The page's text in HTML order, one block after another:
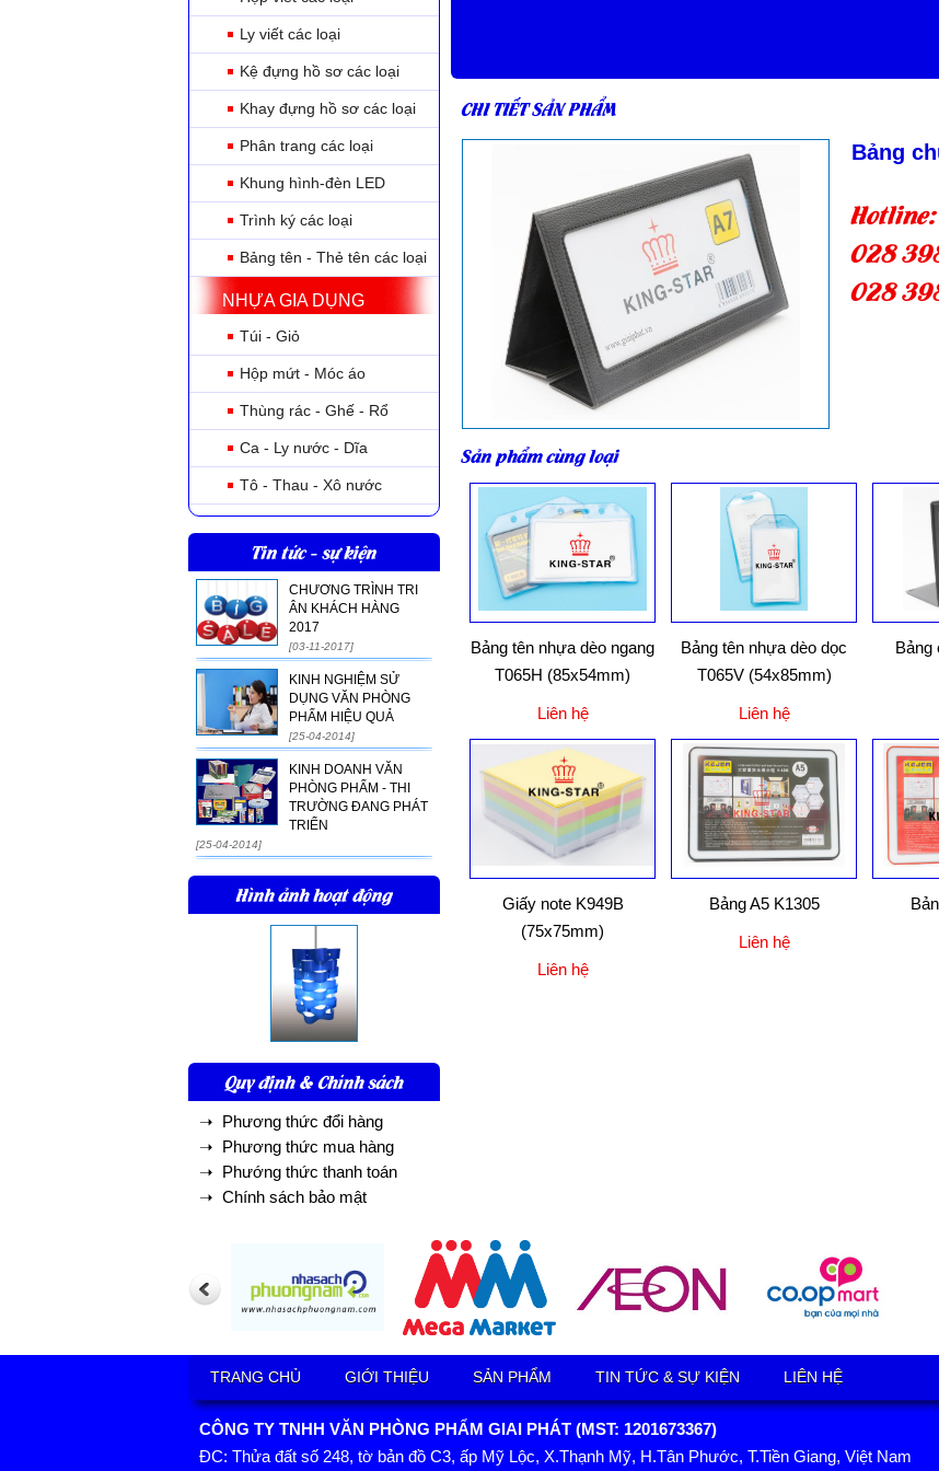
Ly viết các loại
Kệ đựng hồ sơ các loại
Khay đựng hồ sơ các loại
Phân trang các loại
Khung hình-đèn LED
Trình ký các loại
Bảng tên - Thẻ tên các loại
NHỰA GIA DỤNG
Túi - Giỏ
Hộp mứt - Móc áo
Thùng rác - Ghế - Rổ
Ca - Ly nước - Dĩa
Tô - Thau - Xô nước
Tin tức - sự kiện
CHƯƠNG TRÌNH TRI
ÂN KHÁCH HÀNG
2017
[03-11-2017]
KINH NGHIỆM SỬ
DỤNG VĂN PHÒNG
PHẨM HIỆU QUẢ
[25-04-2014]
KINH DOANH VĂN
PHÒNG PHẨM - THI
TRƯỜNG ĐANG PHÁT
TRIỂN
[25-04-2014]
Hình ảnh hoạt động
Quy định & Chính sách
➝ Phương thức đổi hàng
➝ Phương thức mua hàng
➝ Phướng thức thanh toán
➝ Chính sách bảo mật
CHI TIẾT SẢN PHẨM
Bảng
Hotline:
028
028
Sản phẩm cùng loại
Bảng tên nhựa dèo ngang
T065H (85x54mm)
Liên hệ
Bảng tên nhựa dèo dọc
T065V (54x85mm)
Liên hệ
Bảng
Giấy note K949B
(75x75mm)
Liên hệ
Bảng A5 K1305
Liên hệ
TRANG CHỦ GIỚI THIỆU SẢN PHẨM TIN TỨC & SỰ KIỆN LIÊN HỆ
CÔNG TY TNHH VĂN PHÒNG PHẨM GIAI PHÁT (MST: 1201673367)
ĐC: Thửa đất số 248, tờ bản đồ C3, ấp Mỹ Lộc, X.Thạnh Mỹ, H.Tân Phước, T.Tiền Giang, Việt Nam